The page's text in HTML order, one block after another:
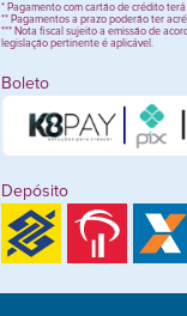
* Pagamento com cartão de crédito
** Pagamentos a prazo poderão ter
*** Nota fiscal sujeito a emissão de
legislação pertinente é aplicável.
Boleto
Depósito